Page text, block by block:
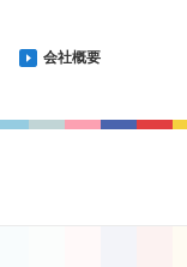
会社概要